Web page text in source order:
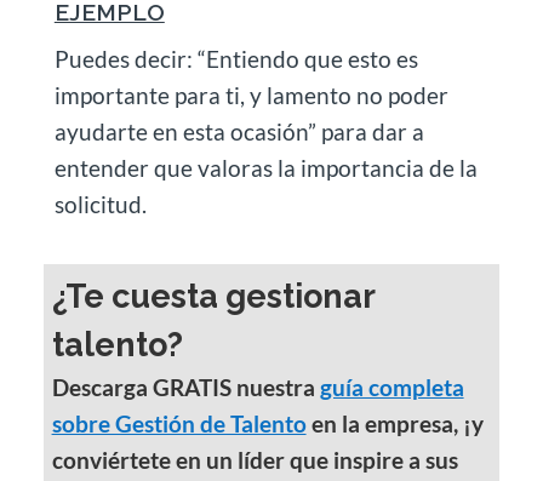
EJEMPLO
Puedes decir: “Entiendo que esto es
importante para ti, y lamento no poder
ayudarte en esta ocasión” para dar a
entender que valoras la importancia de la
solicitud.
¿Te cuesta gestionar
talento?
Descarga GRATIS nuestra guía completa
sobre Gestión de Talentoen la empresa, ¡y
conviértete en un líder que inspire a sus